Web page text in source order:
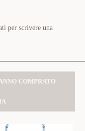
per scrivere una
COMPRATO